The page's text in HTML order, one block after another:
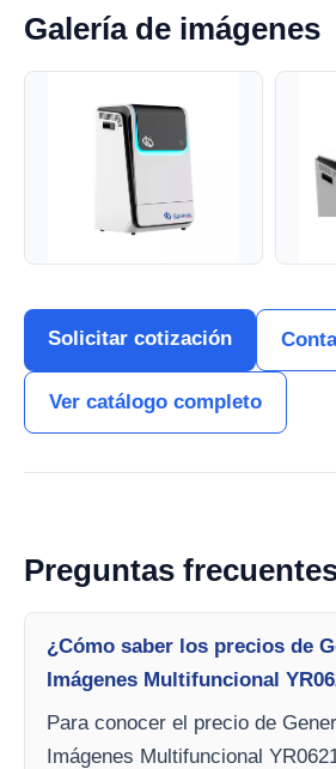
Galería de imágenes
Solicitar cotización
Ver catálogo completo
Preguntas
¿Cómo saber los precios de
Imágenes Multifuncional
Para conocer el precio de
Imágenes Multifuncional